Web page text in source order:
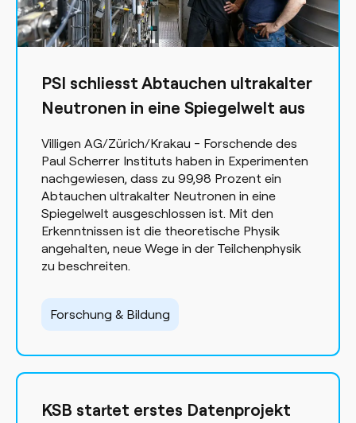
PSI schliesst Abtauchen ultrakalter
Neutronen in eine Spiegelwelt aus
Villigen AG/Zürich/Krakau - Forschende des
Paul Scherrer Instituts haben in Experimenten
nachgewiesen, dass zu 99,98 Prozent ein
Abtauchen ultrakalter Neutronen in eine
Spiegelwelt ausgeschlossen ist. Mit den
Erkenntnissen ist die theoretische Physik
angehalten, neue Wege in der Teilchenphysik
zu beschreiten.
Forschung & Bildung
KSB startet erstes Datenprojekt